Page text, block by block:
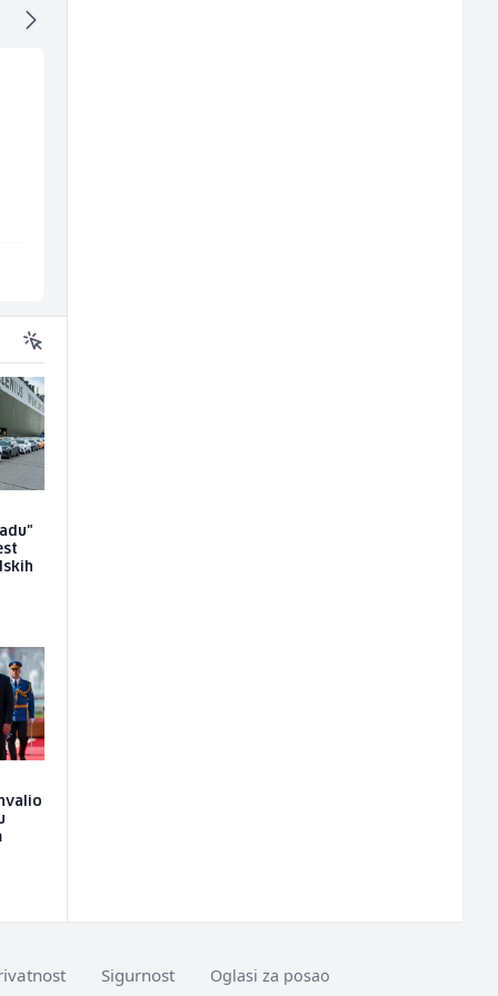
Sigurnost Oglasi za posao